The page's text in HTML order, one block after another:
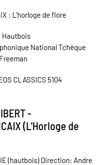
: L'horloge de flore
Hautbois
National Tchèque
CLASSICS 5104
-
(L'Horloge de
(hautbois) Direction: Andre